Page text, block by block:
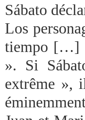
Sábato
Los
tiempo […]
». Si
extrême »,